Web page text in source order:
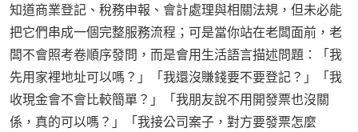
知道商業登記、稅務申報、會計處理與相關法規，但未必能
把它們串成一個完整服務流程；可是當你站在老闆面前，老
闆不會照考卷順序發問，而是會用生活語言描述問題：「我
先用家裡地址可以嗎？」「我還沒賺錢要不要登記？」「我
收現金會不會比較簡單？」「我朋友說不用開發票也沒關
係，真的可以嗎？」「我接公司案子，對方要發票怎麼